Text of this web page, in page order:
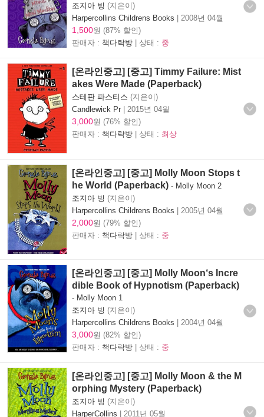
조지아 빙 (지은이)
Harpercollins Childrens Books | 2008년 04월
1,500원 (87% 할인)
판매자 : 책다락방 | 상태 : 중
[온라인중고] [중고] Timmy Failure: Mist
akes Were Made (Paperback)
스테판 파스티스 (지은이)
Candlewick Pr | 2015년 04월
3,000원 (76% 할인)
판매자 : 책다락방 | 상태 : 최상
[온라인중고] [중고] Molly Moon Stops t
he World (Paperback) - Molly Moon 2
조지아 빙 (지은이)
Harpercollins Childrens Books | 2005년 04월
2,000원 (79% 할인)
판매자 : 책다락방 | 상태 : 중
[온라인중고] [중고] Molly Moon‘s Incre
dible Book of Hypnotism (Paperback)
- Molly Moon 1
조지아 빙 (지은이)
Harpercollins Childrens Books | 2004년 04월
3,000원 (82% 할인)
판매자 : 책다락방 | 상태 : 중
[온라인중고] [중고] Molly Moon & the M
orphing Mystery (Paperback)
조지아 빙 (지은이)
HarperCollins | 2011년 05월